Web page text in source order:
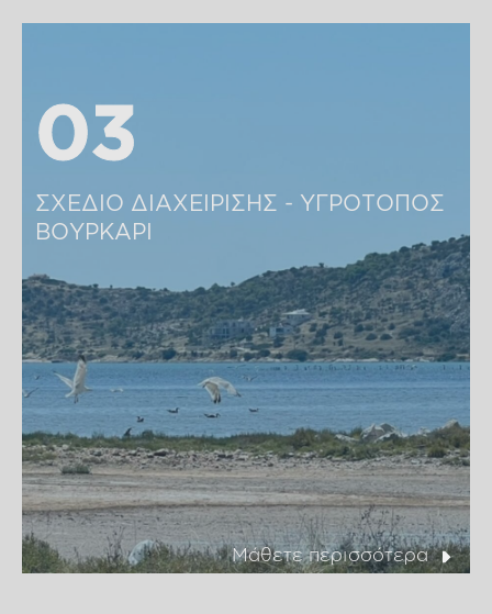
03
03
ΣΧΕΔΙΟ ΔΙΑΧΕΙΡΙΣΗΣ - ΥΓΡΟΤΟΠΟΣ
ΒΟΥΡΚΑΡΙ
Μάθετε περισσότερα